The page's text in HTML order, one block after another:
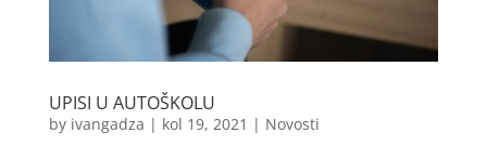
UPISI U AUTOŠKOLU
by ivangadza | kol 19, 2021 | Novosti